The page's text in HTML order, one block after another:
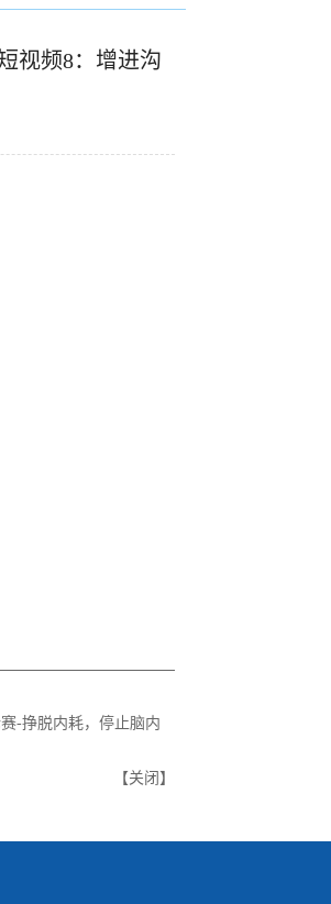
视频8：增进沟
-挣脱内耗，停止脑内
【关闭 】